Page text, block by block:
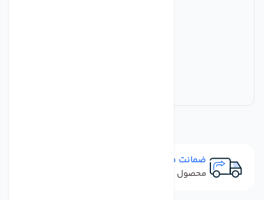
ضمانت مرجوعی
محصول نباید آسیب دیده باشد